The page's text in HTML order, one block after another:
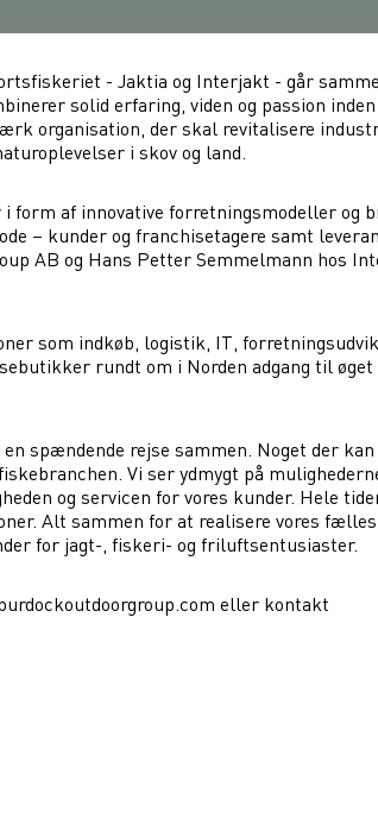
- Jaktia og Interjakt - går
solid erfaring, viden og passion
organisation, der skal revitalisere
i skov og land.
form af innovative forretningsmodeller og
– kunder og franchisetagere samt
AB og Hans Petter Semmelmann hos
som indkøb, logistik, IT,
rundt om i Norden adgang til
spændende rejse sammen. Noget der kan
Vi ser ydmygt på
og servicen for vores kunder. Hele
Alt sammen for at realisere vores
for jagt-, fiskeri- og friluftsentusiaster.
eller kontakt